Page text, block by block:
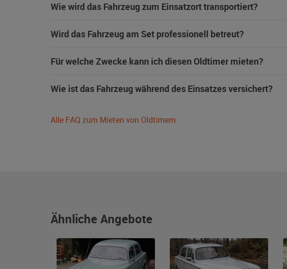
Wie wird das Fahrzeug zum Einsatzort transportiert?
Wird das Fahrzeug am Set professionell betreut?
Für welche Zwecke kann ich diesen Oldtimer mieten?
Wie ist das Fahrzeug während des Einsatzes versichert?
Alle FAQ zum Mieten von Oldtimern
Ähnliche Angebote